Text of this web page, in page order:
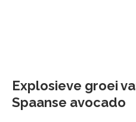
Explosieve groei
Spaanse avocado